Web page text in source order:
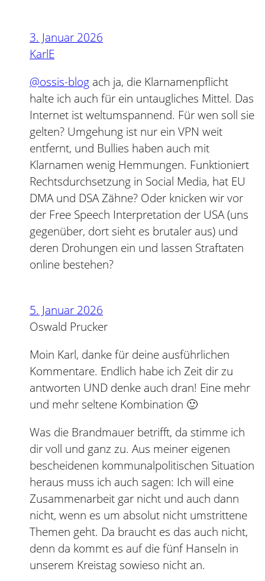
3. Januar 2026
KarlE
@ossis-blog ach ja, die Klarnamenpflicht
halte ich auch für ein untaugliches Mittel. Das
Internet ist weltumspannend. Für wen soll sie
gelten? Umgehung ist nur ein VPN weit
entfernt, und Bullies haben auch mit
Klarnamen wenig Hemmungen. Funktioniert
Rechtsdurchsetzung in Social Media, hat EU
DMA und DSA Zähne? Oder knicken wir vor
der Free Speech Interpretation der USA (uns
gegenüber, dort sieht es brutaler aus) und
deren Drohungen ein und lassen Straftaten
online bestehen?
5. Januar 2026
Oswald Prucker
Moin Karl, danke für deine ausführlichen
Kommentare. Endlich habe ich Zeit dir zu
antworten UND denke auch dran! Eine mehr
und mehr seltene Kombination 🙂
Was die Brandmauer betrifft, da stimme ich
dir voll und ganz zu. Aus meiner eigenen
bescheidenen kommunalpolitischen Situation
heraus muss ich auch sagen: Ich will eine
Zusammenarbeit gar nicht und auch dann
nicht, wenn es um absolut nicht umstrittene
Themen geht. Da braucht es das auch nicht,
denn da kommt es auf die fünf Hanseln in
unserem Kreistag sowieso nicht an.